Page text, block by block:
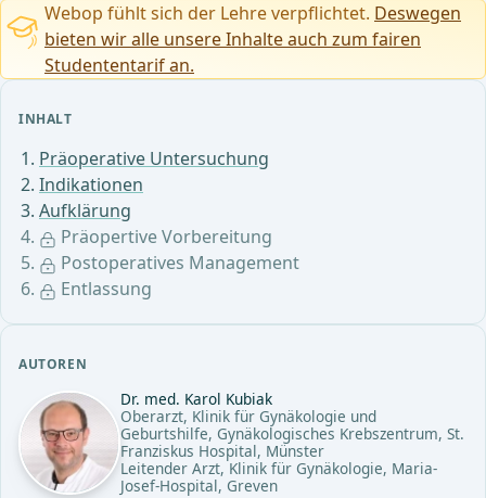
INHALT
Präoperative Untersuchung
Indikationen
Aufklärung
Präopertive Vorbereitung
Postoperatives Management
Entlassung
AUTOREN
Dr. med. Karol Kubiak
Oberarzt, Klinik für Gynäkologie und
Geburtshilfe, Gynäkologisches Krebszentrum, St.
Franziskus Hospital, Münster
Leitender Arzt, Klinik für Gynäkologie, Maria-
Josef-Hospital, Greven
Webop fühlt sich der Lehre verpflichtet. Deswegen
bieten wir alle unsere Inhalte auch zum fairen
Studententarif an.